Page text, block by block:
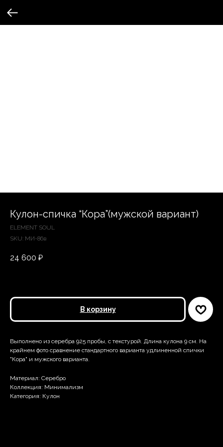
Кулон-спичка “Кора”(мужской вариант)
ELEMENT SOUL
SKU: МИ-86в
24 600 ₽
В корзину
Выполнено из серебра 925 пробы, с текстурой. Длина кулона 9 см. На
крайнем фото сравнение стандартного варианта удлиненной спички
"Кора" и мужского варианта.
Материал: Серебро
Коллекция: Минимализм
Категория: Кулон